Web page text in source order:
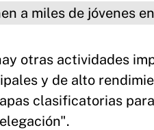
otras actividades
y de alto
clasificatorias